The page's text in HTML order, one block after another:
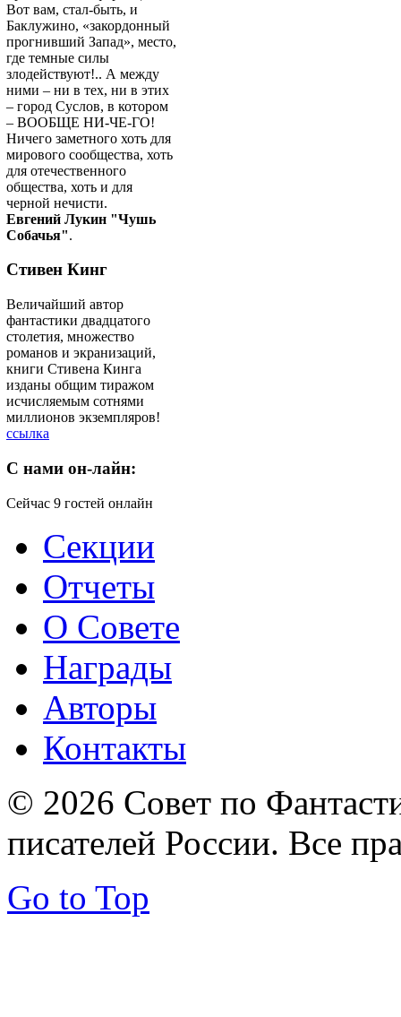
Вот вам, стал-быть, и
Баклужино, «закордонный
прогнивший Запад», место,
где темные силы
злодействуют!.. А между
ними – ни в тех, ни в этих
– город Суслов, в котором
– ВООБЩЕ НИ-ЧЕ-ГО!
Ничего заметного хоть для
мирового сообщества, хоть
для отечественного
общества, хоть и для
черной нечисти.
Евгений Лукин "Чушь
Собачья".
Стивен Кинг
Величайший автор
фантастики двадцатого
столетия, множество
романов и экранизаций,
книги Стивена Кинга
изданы общим тиражом
исчисляемым сотнями
миллионов экземпляров!
ссылка
C нами он-лайн:
Сейчас 9 гостей онлайн
Секции
Отчеты
О Совете
Награды
Авторы
Контакты
© 2026 Совет по
писателей России. Все
Go to Top